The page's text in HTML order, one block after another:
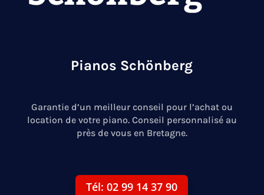
Pianos Schönberg
Garantie d’un meilleur conseil pour l’achat ou
location de votre piano. Conseil personnalisé au
près de vous en Bretagne.
Tél: 02 99 14 37 90